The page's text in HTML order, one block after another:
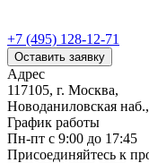
+7 (495) 128-12-71
Оставить заявку
Адрес
117105, г. Москва,
Новоданиловская
График работы
Пн-пт с 9:00 до 17:45
Присоединяйтесь к